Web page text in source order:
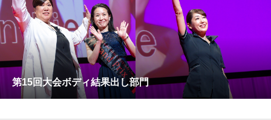
第15回大会ボディ結果出し部門